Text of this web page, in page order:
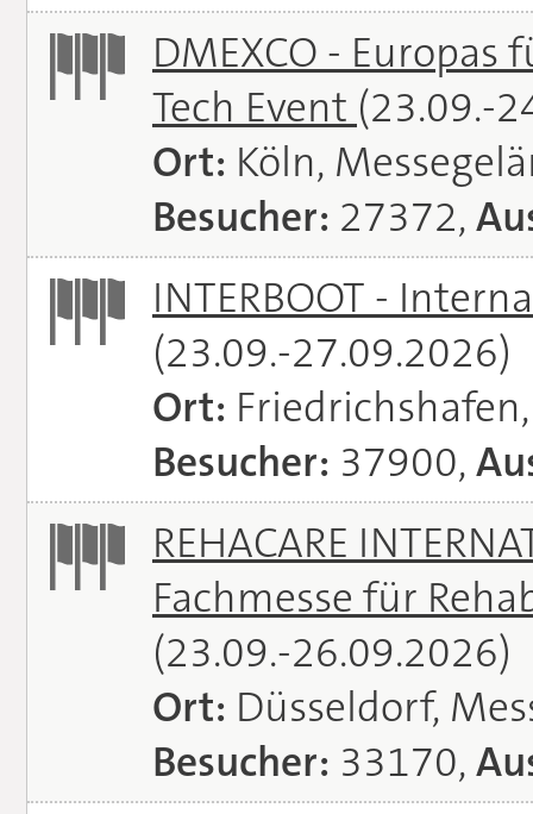
DMEXCO -
Tech Event (23.09.-
Ort: Köln,
Besucher: 27372,
INTERBOOT -
(23.09.-27.09.2026)
Ort:
Besucher: 37900,
REHACARE
Fachmesse für
(23.09.-26.09.2026)
Ort: Düsseldorf,
Besucher: 33170,